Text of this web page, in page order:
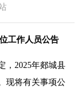
工作人员公告
，2025年郯城县
现将有关事项公